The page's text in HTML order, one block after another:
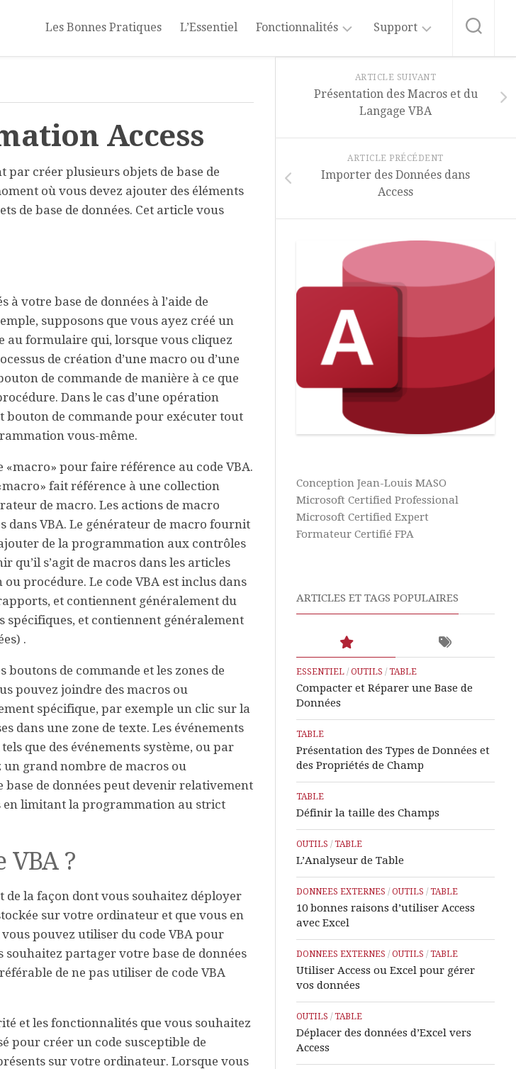
Les Bonnes Pratiques L’Essentiel Fonctionnalités
Fonctions
Support
Formation
Access
Abonnement
Source
du
Access
365
Aide
&
Word
Tutos
PowerPoint
Microsoft
Distance
Access
par créer plusieurs objets de base de
où vous devez ajouter des éléments
de base de données. Cet article vous
votre base de données à l’aide de
supposons que vous ayez créé un
au formulaire qui, lorsque vous cliquez
de création d’une macro ou d’une
de commande de manière à ce que
Dans le cas d’une opération
bouton de commande pour exécuter tout
vous-même.
pour faire référence au code VBA.
fait référence à une collection
de macro. Les actions de macro
dans VBA. Le générateur de macro fournit
de la programmation aux contrôles
qu’il s’agit de macros dans les articles
ou procédure. Le code VBA est inclus dans
et contiennent généralement du
spécifiques, et contiennent généralement
.
boutons de commande et les zones de
pouvez joindre des macros ou
spécifique, par exemple un clic sur la
dans une zone de texte. Les événements
que des événements système, ou par
un grand nombre de macros ou
de données peut devenir relativement
en limitant la programmation au strict
?
de la façon dont vous souhaitez déployer
sur votre ordinateur et que vous en
vous pouvez utiliser du code VBA pour
partager votre base de données
de ne pas utiliser de code VBA
et les fonctionnalités que vous souhaitez
pour créer un code susceptible de
sur votre ordinateur. Lorsque vous
ARTICLE SUIVANT
Présentation des Macros et du
Langage VBA
ARTICLE PRÉCÉDENT
Importer des Données dans
Access
Conception Jean-Louis MASO
Microsoft Certified Professional
Microsoft Certified Expert
Formateur Certifié FPA
ARTICLES ET TAGS POPULAIRES
ESSENTIEL / OUTILS / TABLE
Compacter et Réparer une Base de
Données
TABLE
Présentation des Types de Données et
des Propriétés de Champ
TABLE
Définir la taille des Champs
OUTILS / TABLE
L’Analyseur de Table
DONNEES EXTERNES / OUTILS / TABLE
10 bonnes raisons d’utiliser Access
avec Excel
DONNEES EXTERNES / OUTILS / TABLE
Utiliser Access ou Excel pour gérer
vos données
OUTILS / TABLE
Déplacer des données d’Excel vers
Access